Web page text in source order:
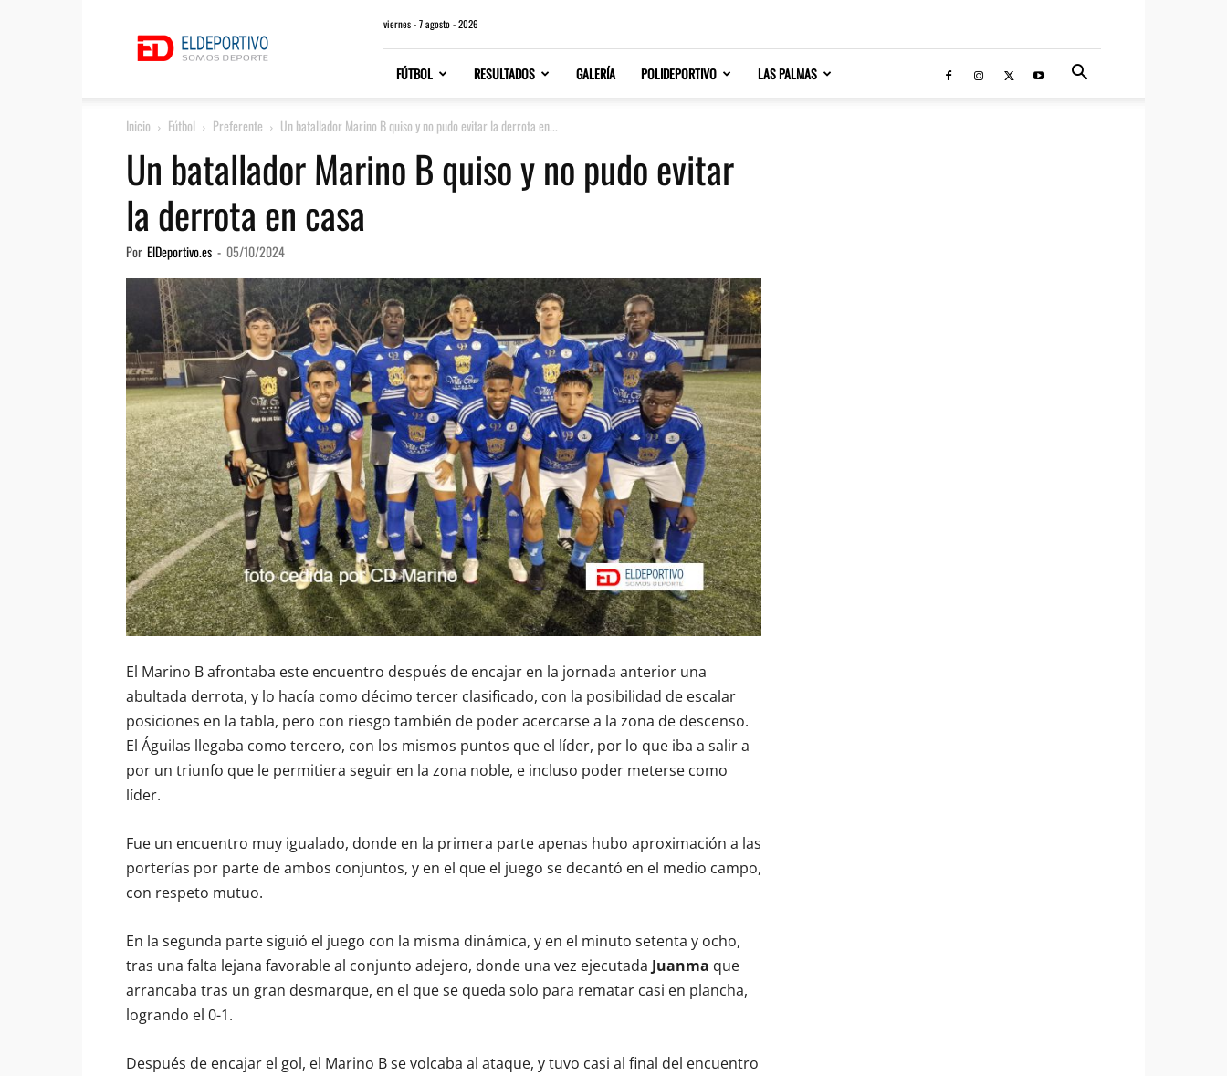
viernes - 7 agosto - 2026
FÚTBOL RESULTADOS GALERÍA POLIDEPORTIVO LAS PALMAS
Inicio Fútbol Preferente Un batallador Marino B quiso y no pudo evitar la derrota en...
Un batallador Marino B quiso y no pudo evitar
la derrota en casa
Por ElDeportivo.es - 05/10/2024
El Marino B afrontaba este encuentro después de encajar en la jornada anterior una
abultada derrota, y lo hacía como décimo tercer clasificado, con la posibilidad de escalar
posiciones en la tabla, pero con riesgo también de poder acercarse a la zona de descenso.
El Águilas llegaba como tercero, con los mismos puntos que el líder, por lo que iba a salir a
por un triunfo que le permitiera seguir en la zona noble, e incluso poder meterse como
líder.
Fue un encuentro muy igualado, donde en la primera parte apenas hubo aproximación a las
porterías por parte de ambos conjuntos, y en el que el juego se decantó en el medio campo,
con respeto mutuo.
En la segunda parte siguió el juego con la misma dinámica, y en el minuto setenta y ocho,
tras una falta lejana favorable al conjunto adejero, donde una vez ejecutada Juanma que
arrancaba tras un gran desmarque, en el que se queda solo para rematar casi en plancha,
logrando el 0-1.
Después de encajar el gol, el Marino B se volcaba al ataque, y tuvo casi al final del encuentro